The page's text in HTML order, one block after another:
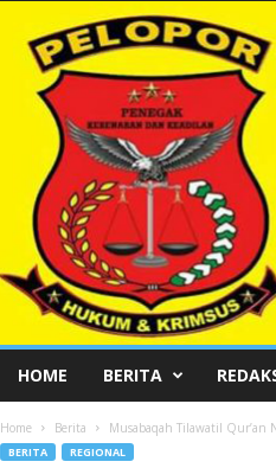
HOME BERITA
Home Berita Musabaqah Tilawatil Qur’an
BERITA REGIONAL